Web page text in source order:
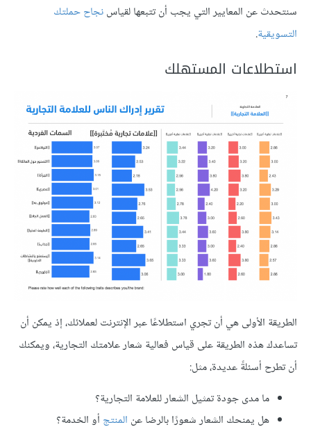
سنتحدث عن المعايير التي يجب أن تتبعها لقياسنجاح حملتك
التسويقية.
استطلاعات المستهلك
الطريقة الأولى هي أن تجري استطلاعًا عبر الإنترنت لعملائك، إذ يمكن أن
تساعدك هذه الطريقة على قياس فعالية شعار علامتك التجارية، ويمكنك
أن تطرح أسئلةً عديدة، مثل:
ما مدى جودة تمثيل الشعار للعلامة التجارية؟
هل يمنحك الشعار شعورًا بالرضا عن المنتج أو الخدمة؟